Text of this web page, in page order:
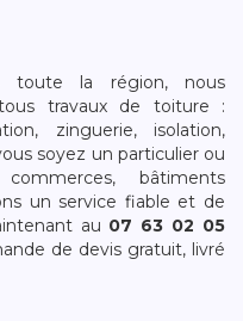
toute la région, nous
travaux de toiture :
zinguerie, isolation,
soyez un particulier ou
bâtiments
un service fiable et de
au 07 63 02 05
de devis gratuit, livré